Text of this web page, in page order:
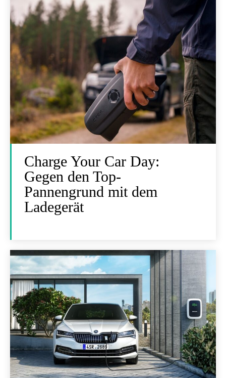
Charge Your Car Day:
Gegen den Top-
Pannengrund mit dem
Ladegerät